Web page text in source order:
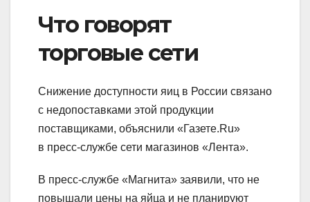
Что говорят
торговые сети
Снижение доступности яиц в России связано
с недопоставками этой продукции
поставщиками, объяснили «Газете.Ru»
в пресс-службе сети магазинов «Лента».
В пресс-службе «Магнита» заявили, что не
повышали цены на яйца и не планируют